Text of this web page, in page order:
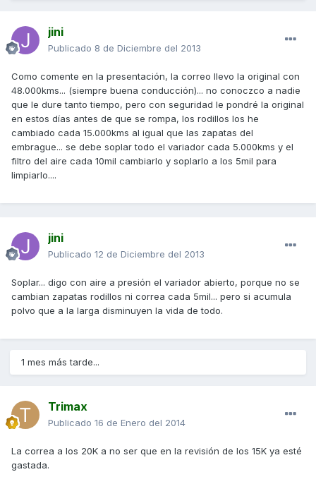
jini
Publicado 8 de Diciembre del 2013
Como comente en la presentación, la correo llevo la original con
48.000kms... (siempre buena conducción)... no conoczco a nadie
que le dure tanto tiempo, pero con seguridad le pondré la original
en estos días antes de que se rompa, los rodillos los he
cambiado cada 15.000kms al igual que las zapatas del
embrague... se debe soplar todo el variador cada 5.000kms y el
filtro del aire cada 10mil cambiarlo y soplarlo a los 5mil para
limpiarlo....
jini
Publicado 12 de Diciembre del 2013
Soplar... digo con aire a presión el variador abierto, porque no se
cambian zapatas rodillos ni correa cada 5mil... pero si acumula
polvo que a la larga disminuyen la vida de todo.
1 mes más tarde...
Trimax
Publicado 16 de Enero del 2014
La correa a los 20K a no ser que en la revisión de los 15K ya esté
gastada.